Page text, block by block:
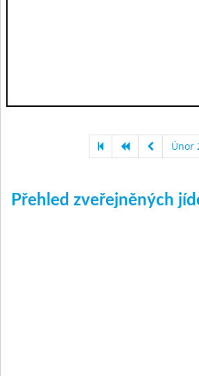
Únor
Přehled zveřejněných